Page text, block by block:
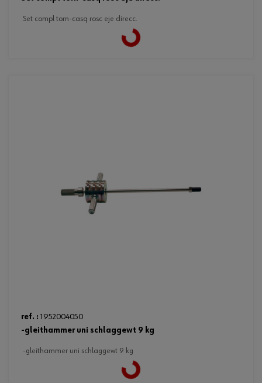
set compl torn-casq rosc eje direcc.
ref. : 1952004050
-gleithammer uni schlaggewt 9 kg
-gleithammer uni schlaggewt 9 kg